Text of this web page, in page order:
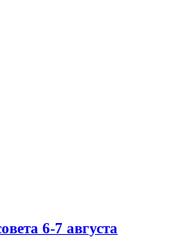
6-7 августа